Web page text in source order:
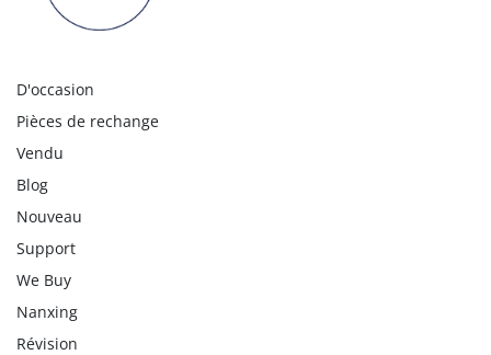
D'occasion
Pièces de rechange
Vendu
Blog
Nouveau
Support
We Buy
Nanxing
Révision